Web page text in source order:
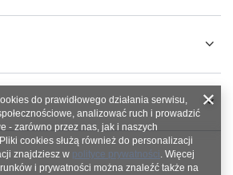
do prawidłowego działania serwisu,
analizować ruch i prowadzić
- zarówno przez nas, jak i naszych
cookies służą również do personalizacji
znajdziesz w polityce prywatności. Więcej
i prywatności można znaleźć także na